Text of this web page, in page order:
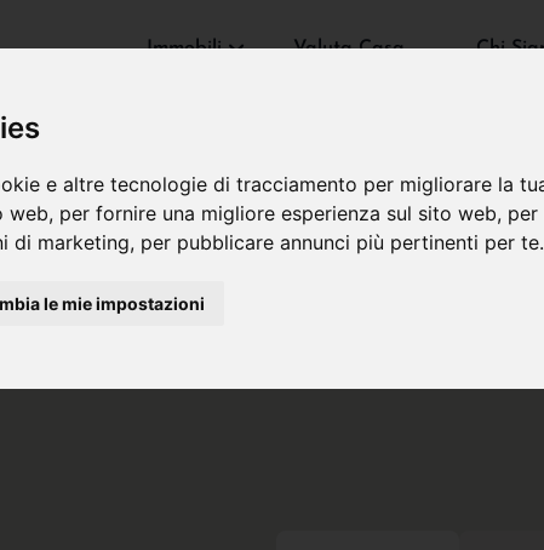
e altre tecnologie di tracciamento per migliorare la
web, per fornire una migliore esperienza sul sito web, per
di marketing, per pubblicare annunci più pertinenti per te.
le mie impostazioni
Immobili Valuta Casa Chi